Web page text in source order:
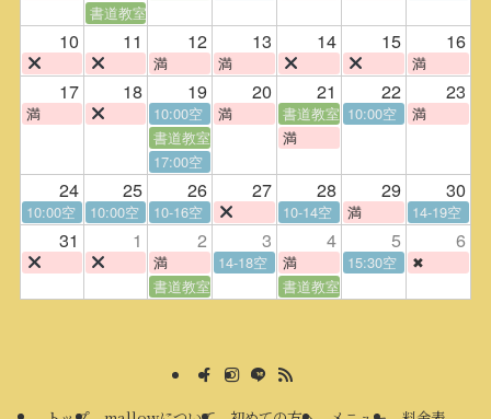
書道教室
10 11 12 13 14 15 16
満 満 満
17 18 19 20 21 22 23
満 10:00空 満 書道教室 10:00空
満
書道教室
満
17:00空
24 25 26 27 28 29 30
10:00空 10:00空 10-16空 10-14空 満 14-19空
31 1 2 3 4 5 6
満 14-18空 満 15:30空
✖
書道教室
書道教室